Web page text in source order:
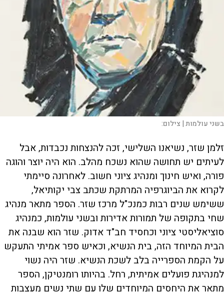
בשני עולמות | צילום:
זלמן שזר, נשיאנו השלישי, זכה להנצחות נכבדות, אבל
לעיתים יש תחושה שהוא נשכח מהלב. הוא היה יוצר והוגה
פורה, ואיש חינוך ומנהיג ציוני חשוב. לאחרונה סיימתי
לקרוא את הביוגרפיה המרתקת שכתב צבי יקותיאל,
ששימש שנים רבות כמנכ"ל מרכז שזר. הספר מתאר מנהיג
שחי בתקופה של תמורות אדירות ובשני עולמות, כמנהיג
סוציאליסטי ציוני וכחסיד חב"ד אדוק. שזר הוא שבנה את
הבית המיוחד הזה, בית הנשיא, וכאיש ספר אמיתי התעקש
על הקמת הספרייה בלב לשכת הנשיא. שזר היה נשוי
למנהיגת פועלים אמיתית, רחל. בהיותו רומנטיקן, הספר
מתאר את היחסים המיוחדים שלו עם שתי נשים מעצבות